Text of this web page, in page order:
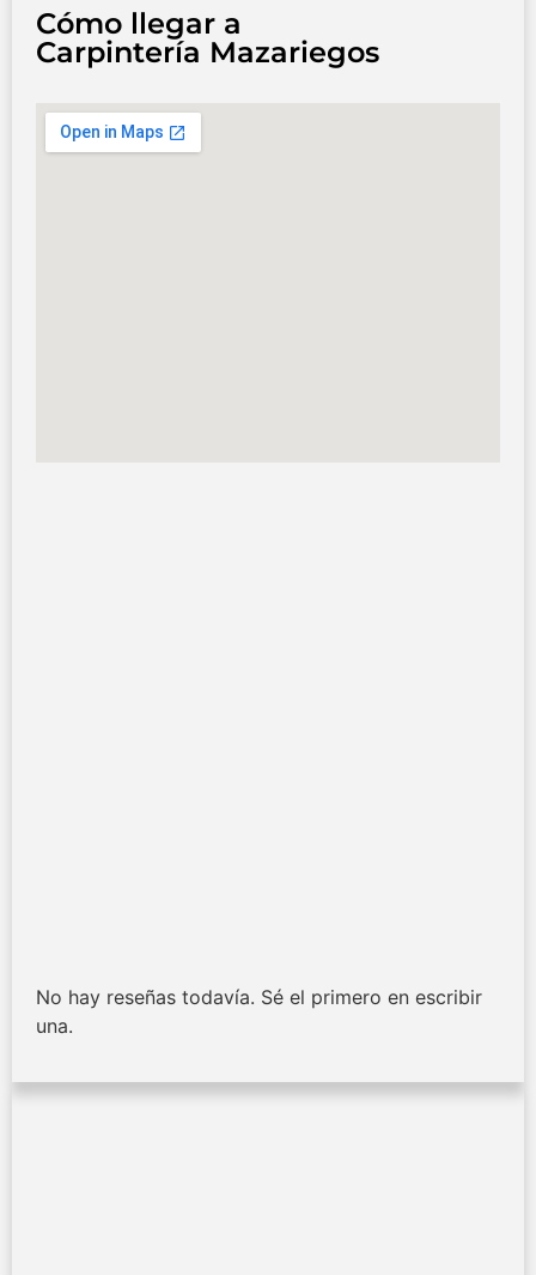
Cómo llegar a
Carpintería Mazariegos
No hay reseñas todavía. Sé el primero en escribir
una.